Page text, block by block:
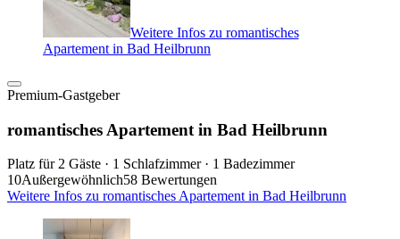
Weitere Infos zu romantisches
Apartement in Bad Heilbrunn
Premium-Gastgeber
romantisches Apartement in Bad Heilbrunn
Platz für 2 Gäste · 1 Schlafzimmer · 1 Badezimmer
10Außergewöhnlich58 Bewertungen
Weitere Infos zu romantisches Apartement in Bad Heilbrunn